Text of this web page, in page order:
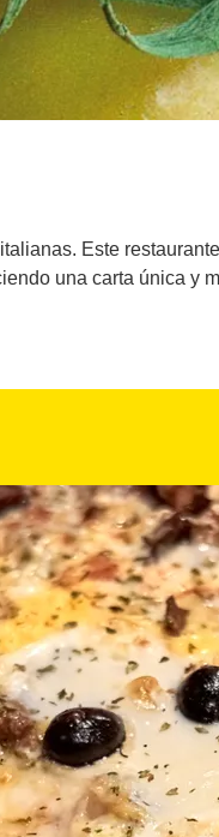
Este
una carta única y